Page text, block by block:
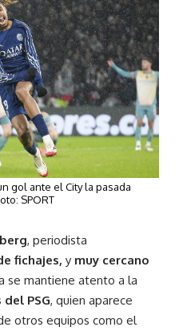
gol ante el City la pasada
SPORT
, periodista
fichajes, y muy cercano
se mantiene atento a la
PSG, quien aparece
otros equipos como el